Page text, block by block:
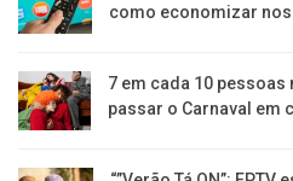
como economizar
7 em cada 10
passar o Carnaval em